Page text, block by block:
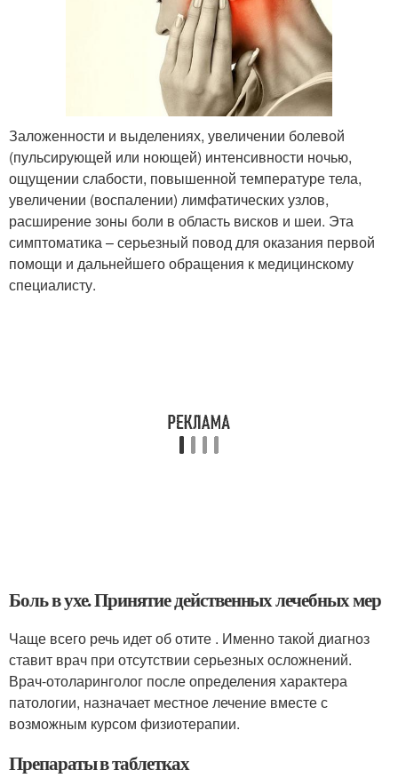
Заложенности и выделениях, увеличении болевой
(пульсирующей или ноющей) интенсивности ночью,
ощущении слабости, повышенной температуре тела,
увеличении (воспалении) лимфатических узлов,
расширение зоны боли в область висков и шеи. Эта
симптоматика – серьезный повод для оказания первой
помощи и дальнейшего обращения к медицинскому
специалисту.
Боль в ухе. Принятие действенных лечебных мер
Чаще всего речь идет об отите . Именно такой диагноз
ставит врач при отсутствии серьезных осложнений.
Врач-отоларинголог после определения характера
патологии, назначает местное лечение вместе с
возможным курсом физиотерапии.
Препараты в таблетках